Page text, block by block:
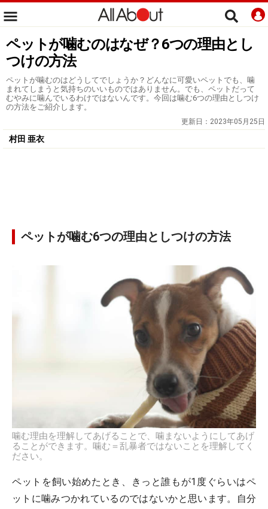
ペットが噛むのはなぜ？6つの理由とし
つけの方法
ペットが噛むのはどうしてでしょうか？どんなに可愛いペットでも、噛
まれてしまうと気持ちのいいものではありません。でも、ペットだって
むやみに噛んでいるわけではないんです。今回は噛む6つの理由としつけ
の方法をご紹介します。
更新日： 2023年05月25日
村田 亜衣
ペットが噛む6つの理由としつけの方法
噛む理由を理解してあげることで、噛まないようにしてあげ
ることができます。噛む＝乱暴者ではないことを理解してく
ださい。
ペットを飼い始めたとき、きっと誰もが1度ぐらいはペ
ットに噛みつかれているのではないかと思います。自分